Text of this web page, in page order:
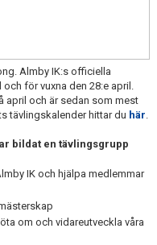
Almby IK:s officiella
för vuxna den 28:e april.
april och är sedan som mest
tävlingskalender hittar du här.
bildat en tävlingsgrupp
IK och hjälpa medlemmar
om och vidareutveckla våra